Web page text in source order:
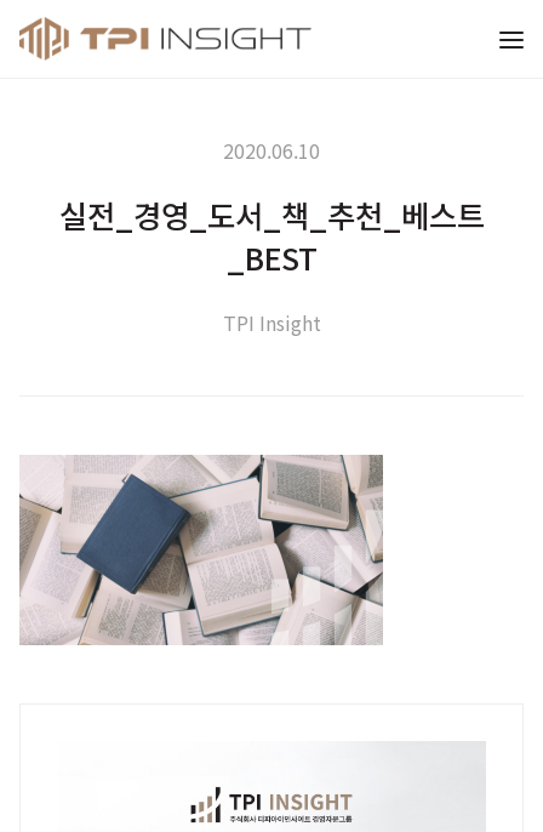
티피아이 인사이트
2020.06.10
실전_경영_도서_책_추천_베스트
_BEST
TPI Insight